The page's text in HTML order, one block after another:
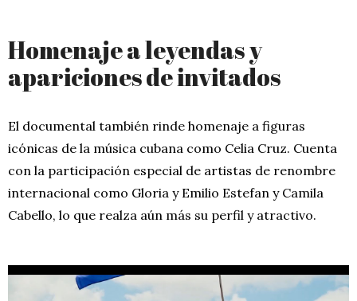
Homenaje a leyendas y
apariciones de invitados
El documental también rinde homenaje a figuras
icónicas de la música cubana como Celia Cruz. Cuenta
con la participación especial de artistas de renombre
internacional como Gloria y Emilio Estefan y Camila
Cabello, lo que realza aún más su perfil y atractivo.